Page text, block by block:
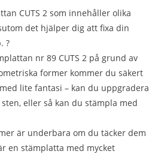
CUTS 2 som innehåller olika
det hjälper dig att fixa din
?
nr 89 CUTS 2 på grund av
former kommer du säkert
lite fantasi – kan du uppgradera
eller så kan du stämpla med
är underbara om du täcker dem
en stämplatta med mycket